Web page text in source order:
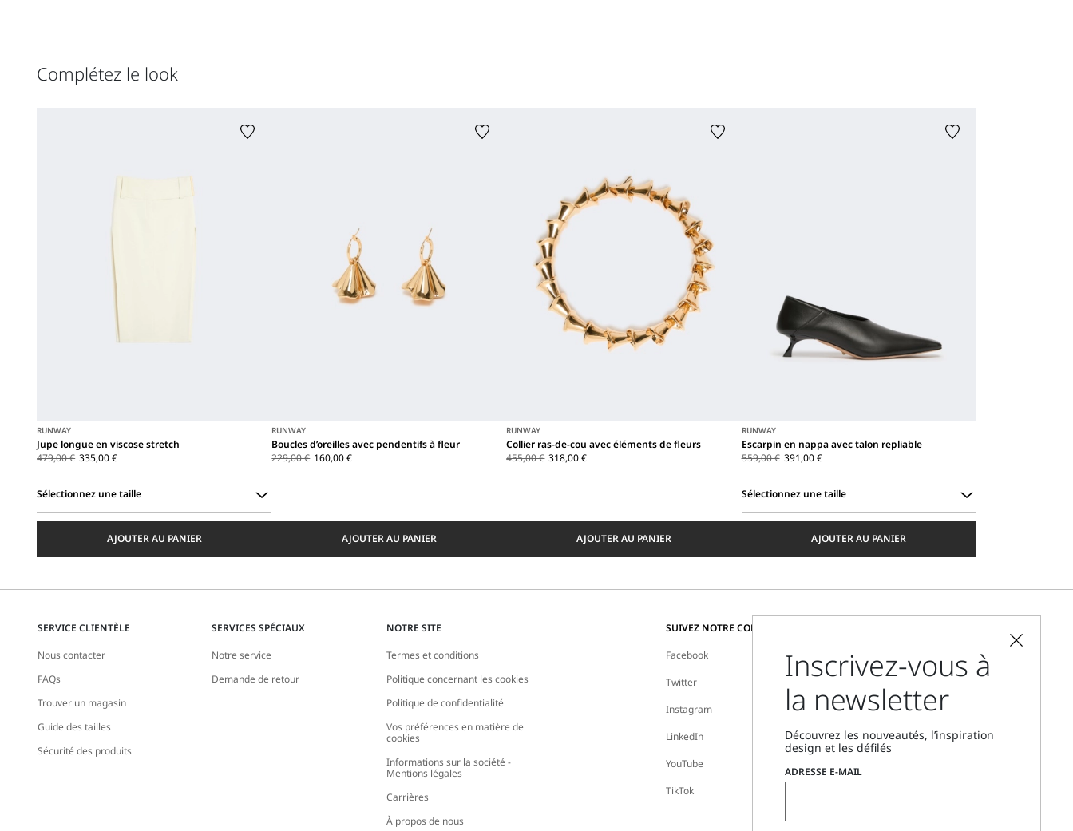
Complétez le look
RUNWAY
Jupe longue en viscose stretch
479,00 € 335,00 €
Sélectionnez une taille
AJOUTER AU PANIER
RUNWAY
Boucles d’oreilles avec pendentifs à fleur
229,00 € 160,00 €
AJOUTER AU PANIER
RUNWAY
Collier ras-de-cou avec éléments de fleurs
455,00 € 318,00 €
AJOUTER AU PANIER
RUNWAY
Escarpin en nappa avec talon repliable
559,00 € 391,00 €
Sélectionnez une taille
AJOUTER AU PANIER
SERVICE CLIENTÈLE
Nous contacter
FAQs
Trouver un magasin
Guide des tailles
Sécurité des produits
SERVICES SPÉCIAUX
Notre service
Demande de retour
NOTRE SITE
Termes et conditions
Politique concernant les cookies
Politique de confidentialité
Vos préférences en matière de
cookies
Informations sur la société -
Mentions légales
Carrières
À propos de nous
SUIVEZ NOTRE COMMUNAUTÉ
Facebook
Twitter
Instagram
LinkedIn
YouTube
TikTok
France
Localisateur de boutique
Nous contacter
Du lundi au vendredi, de 9 h à 18 h
CET
Inscrivez-vous à
la newsletter
Découvrez les nouveautés, l’inspiration
design et les défilés
ADRESSE E-MAIL